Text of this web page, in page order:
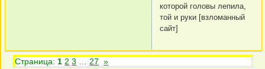
которой головы лепила,
той и руки [взломанный
сайт]
Страница:1 2 3 … 27 »